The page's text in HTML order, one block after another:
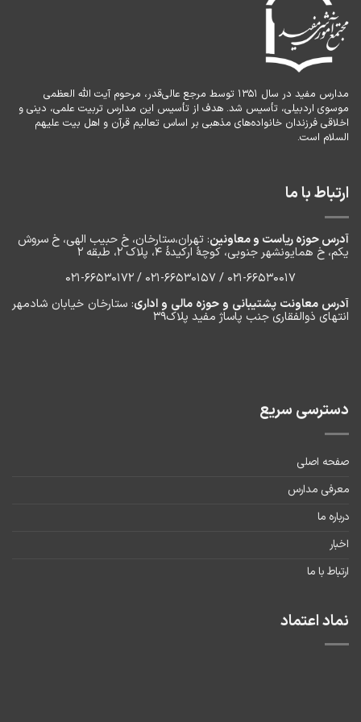
مدارس مفید در سال ۱۳۵۱ توسط مرجع عالی‌قدر، مرحوم آیت الله العظمی
موسوی اردبیلی، تأسیس شد. هدف از تأسیس این مدارس تربیت علمی، دینی و
اخلاقی فرزندان خانواده‌های مذهبی بر اساس تعالیم قرآن و اهل بیت علیهم
السلام است.
ارتباط با ما
آدرس حوزه ریاست و معاونین: تهران،ستارخان، خ حبیب الهی، خ سروش
یکم، خ‌ همایونشهر جنوبی، کوچۀ ارکیدۀ ۴، پلاک ۲، طبقه ۲
۰۲۱-66530017 / 021-66530157 / 021-66530172
آدرس معاونت پشتیبانی و حوزه مالی و اداری: ستارخان خیابان شادمهر
انتهای ذوالفقاری جنب پاساژ مفید پلاک۳۹
دسترسی سریع
صفحه اصلی
معرفی مدارس
درباره ما
اخبار
ارتباط با ما
نماد اعتماد